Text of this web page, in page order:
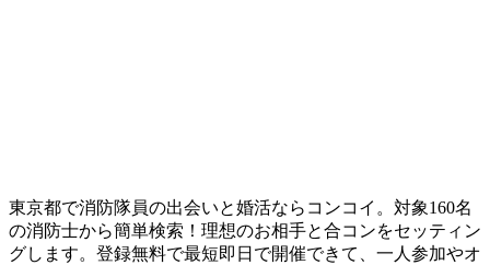
東京都で消防隊員の出会いと婚活ならコンコイ。対象160名
の消防士から簡単検索！理想のお相手と合コンをセッティン
グします。登録無料で最短即日で開催できて、一人参加やオ